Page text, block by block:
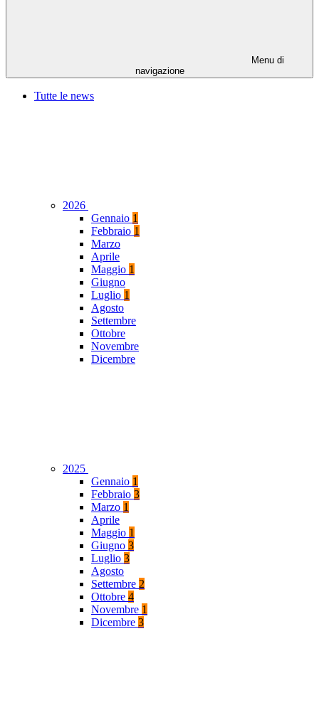
Menu di
navigazione
Tutte le news
2026
Gennaio 1
Febbraio 1
Marzo
Aprile
Maggio 1
Giugno
Luglio 1
Agosto
Settembre
Ottobre
Novembre
Dicembre
2025
Gennaio 1
Febbraio 3
Marzo 1
Aprile
Maggio 1
Giugno 3
Luglio 3
Agosto
Settembre 2
Ottobre 4
Novembre 1
Dicembre 3